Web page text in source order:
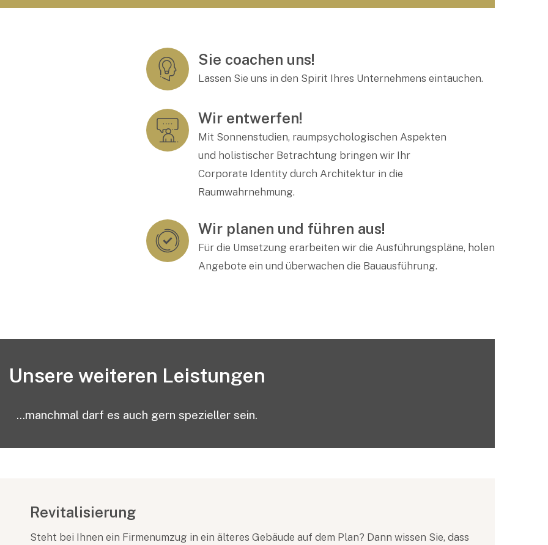
Sie coachen uns!
Lassen Sie uns in den Spirit Ihres Unternehmens eintauchen.
Wir entwerfen!
Mit Sonnenstudien, raumpsychologischen Aspekten
und holistischer Betrachtung bringen wir Ihr
Corporate Identity durch Architektur in die
Raumwahrnehmung.
Wir planen und führen aus!
Für die Umsetzung erarbeiten wir die Ausführungspläne, holen
Angebote ein und überwachen die Bauausführung.
Unsere weiteren Leistungen
...manchmal darf es auch gern spezieller sein.
Revitalisierung
Steht bei Ihnen ein Firmenumzug in ein älteres Gebäude auf dem Plan? Dann wissen Sie, dass